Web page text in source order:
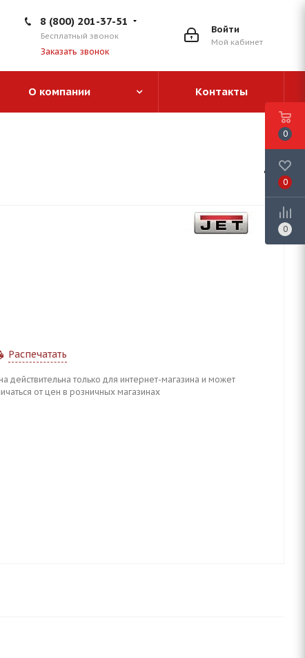
Войти
Мой кабинет
8 (800) 201-37-51
Бесплатный звонок
Заказать звонок
О компании Контакты
Распечатать
действительна только для интернет-магазина и может
от цен в розничных магазинах
0
0
0